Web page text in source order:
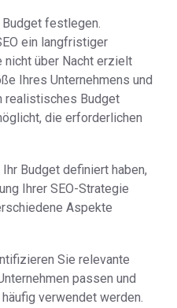
festlegen.
ein langfristiger
über Nacht erzielt
Ihres Unternehmens und
realistisches Budget
die erforderlichen
Budget definiert haben,
Ihrer SEO-Strategie
Aspekte
Sie relevante
passen und
verwendet werden.